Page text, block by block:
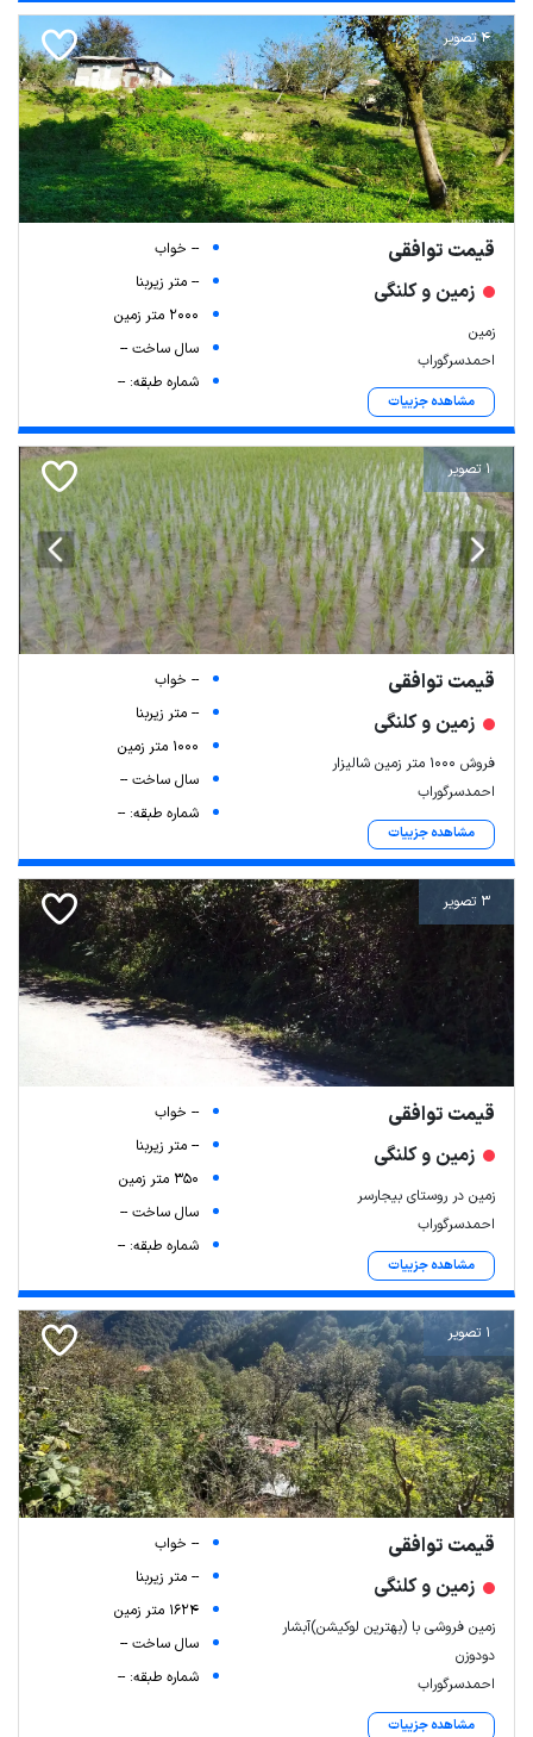
4 تصویر
قیمت توافقی
زمین و کلنگی
زمین
احمدسرگوراب
مشاهده جزییات
-- خواب
-- متر زیربنا
2000 متر زمین
سال ساخت --
شماره طبقه: --
1 تصویر
قیمت توافقی
زمین و کلنگی
فروش ۱۰۰۰ متر زمین شالیزار
احمدسرگوراب
مشاهده جزییات
-- خواب
-- متر زیربنا
1000 متر زمین
سال ساخت --
شماره طبقه: --
3 تصویر
قیمت توافقی
زمین و کلنگی
زمین در روستای بیجارسر
احمدسرگوراب
مشاهده جزییات
-- خواب
-- متر زیربنا
350 متر زمین
سال ساخت --
شماره طبقه: --
1 تصویر
قیمت توافقی
زمین و کلنگی
زمین فروشی با (بهترین لوکیشن)آبشار
دودوزن
احمدسرگوراب
مشاهده جزییات
-- خواب
-- متر زیربنا
1624 متر زمین
سال ساخت --
شماره طبقه: --